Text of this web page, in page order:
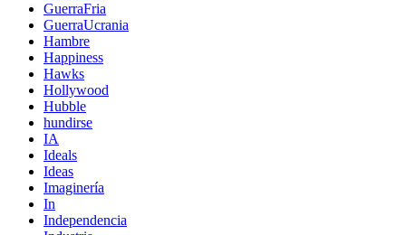
GuerraFria
GuerraUcrania
Hambre
Happiness
Hawks
Hollywood
Hubble
hundirse
IA
Ideals
Ideas
Imaginería
In
Independencia